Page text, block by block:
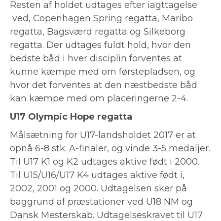
Resten af holdet udtages efter iagttagelse
ved, Copenhagen Spring regatta, Maribo
regatta, Bagsværd regatta og Silkeborg
regatta. Der udtages fuldt hold, hvor den
bedste båd i hver disciplin forventes at
kunne kæmpe med om førstepladsen, og
hvor det forventes at den næstbedste båd
kan kæmpe med om placeringerne 2-4.
U17 Olympic Hope regatta
Målsætning for U17-landsholdet 2017 er at
opnå 6-8 stk. A-finaler, og vinde 3-5 medaljer.
Til U17 K1 og K2 udtages aktive født i 2000.
Til U15/U16/U17 K4 udtages aktive født i,
2002, 2001 og 2000. Udtagelsen sker på
baggrund af præstationer ved U18 NM og
Dansk Mesterskab. Udtagelseskravet til U17